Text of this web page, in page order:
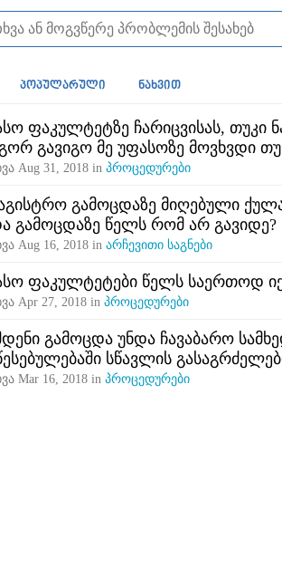
პოპულარული ნახვით
ფაკულტეტზე ჩარიცვისას, თუკი
გავიგო მე უფასოზე მოვხვდი თუ
Aug 31, 2018 in პროცედურები
გამოცდაზე მიღებული ქულა
გამოცდაზე წელს რომ არ გავიდე?
Aug 16, 2018 in არჩევითი საგნები
ფაკულტეტები წელს საერთოდ
Apr 27, 2018 in პროცედურები
გამოცდა უნდა ჩავაბარო
სწავლის
Mar 16, 2018 in პროცედურები